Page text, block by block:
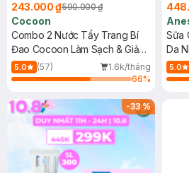
243.000 ₫590.000 ₫
Cocoon
Combo 2 Nước Tẩy Trang Bí
Đao Cocoon Làm Sạch & Giảm
Dầu 500ml
5.0 (57)
1.6k/tháng
66%
Sữa
Da
(Mới)
5.0
-33%